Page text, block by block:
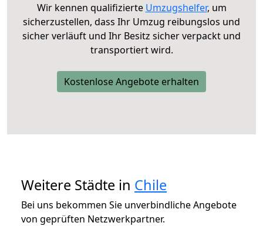
Wir kennen qualifizierte Umzugshelfer, um
sicherzustellen, dass Ihr Umzug reibungslos und
sicher verläuft und Ihr Besitz sicher verpackt und
transportiert wird.
Kostenlose Angebote erhalten
Weitere Städte in Chile
Bei uns bekommen Sie unverbindliche Angebote
von geprüften Netzwerkpartner.